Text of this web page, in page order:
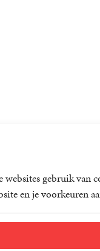
gebruik van
en je voorkeuren